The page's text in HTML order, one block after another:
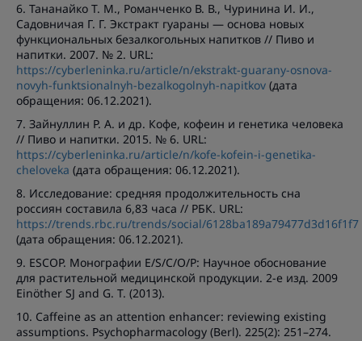
6. Тананайко Т. М., Романченко В. В., Чуринина И. И.,
Садовничая Г. Г. Экстракт гуараны — основа новых
функциональных безалкогольных напитков // Пиво и
напитки. 2007. № 2. URL:
https://cyberleninka.ru/article/n/ekstrakt-guarany-osnova-
novyh-funktsionalnyh-bezalkogolnyh-napitkov (дата
обращения: 06.12.2021).
7. Зайнуллин Р. А. и др. Кофе, кофеин и генетика человека
// Пиво и напитки. 2015. № 6. URL:
https://cyberleninka.ru/article/n/kofe-kofein-i-genetika-
cheloveka (дата обращения: 06.12.2021).
8. Исследование: средняя продолжительность сна
россиян составила 6,83 часа // РБК. URL:
https://trends.rbc.ru/trends/social/6128ba189a79477d3d16f1f7
(дата обращения: 06.12.2021).
9. ESCOP. Монографии E/S/C/O/P: Научное обоснование
для растительной медицинской продукции. 2-е изд. 2009
Einöther SJ and G. T. (2013).
10. Caffeine as an attention enhancer: reviewing existing
assumptions. Psychopharmacology (Berl). 225(2): 251–274.